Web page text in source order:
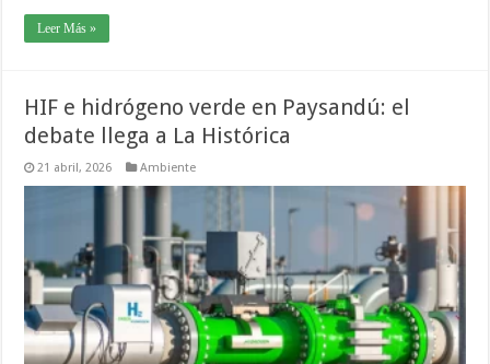
Leer Más »
HIF e hidrógeno verde en Paysandú: el
debate llega a La Histórica
21 abril, 2026 Ambiente